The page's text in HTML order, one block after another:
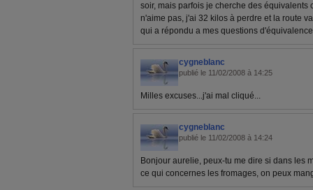
soir, mais parfois je cherche des équivalents
n'aime pas, j'ai 32 kilos à perdre et la route
qui a répondu a mes questions
cygneblanc
publié le 11/02/2008 à 14:25
Milles excuses...j'ai mal cliqué...
cygneblanc
publié le 11/02/2008 à 14:24
Bonjour aurelie, peux-tu me dire si dans les
ce qui concernes les fromages, on peux